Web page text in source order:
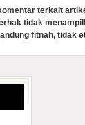
terkait
tidak
fitnah, tidak